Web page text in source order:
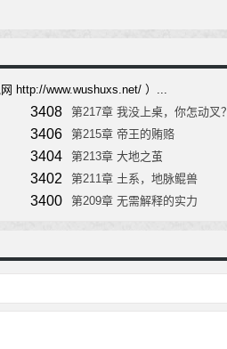
http://www.wushuxs.net/ ）...
3408 第217章 我没上桌，你怎动叉？
3406 第215章 帝王的贿赂
3404 第213章 大地之茧
3402 第211章 土系，地脉鲲兽
3400 第209章 无需解释的实力